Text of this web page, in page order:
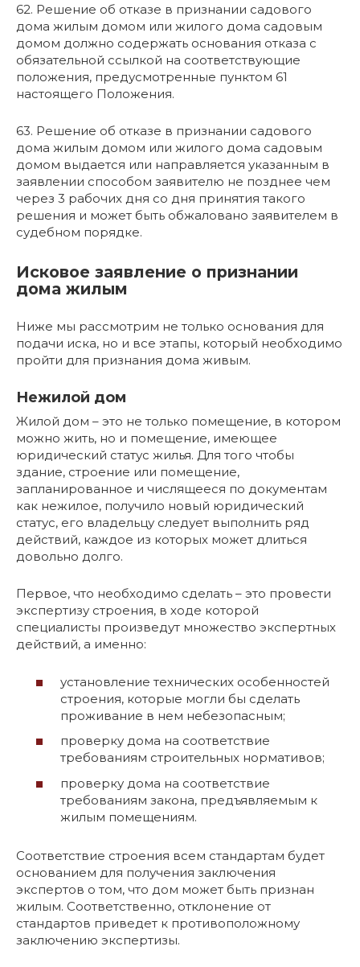
62. Решение об отказе в признании садового
дома жилым домом или жилого дома садовым
домом должно содержать основания отказа с
обязательной ссылкой на соответствующие
положения, предусмотренные пунктом 61
настоящего Положения.
63. Решение об отказе в признании садового
дома жилым домом или жилого дома садовым
домом выдается или направляется указанным в
заявлении способом заявителю не позднее чем
через 3 рабочих дня со дня принятия такого
решения и может быть обжаловано заявителем в
судебном порядке.
Исковое заявление о признании
дома жилым
Ниже мы рассмотрим не только основания для
подачи иска, но и все этапы, который необходимо
пройти для признания дома живым.
Нежилой дом
Жилой дом – это не только помещение, в котором
можно жить, но и помещение, имеющее
юридический статус жилья. Для того чтобы
здание, строение или помещение,
запланированное и числящееся по документам
как нежилое, получило новый юридический
статус, его владельцу следует выполнить ряд
действий, каждое из которых может длиться
довольно долго.
Первое, что необходимо сделать – это провести
экспертизу строения, в ходе которой
специалисты произведут множество экспертных
действий, а именно:
установление технических особенностей
строения, которые могли бы сделать
проживание в нем небезопасным;
проверку дома на соответствие
требованиям строительных нормативов;
проверку дома на соответствие
требованиям закона, предъявляемым к
жилым помещениям.
Соответствие строения всем стандартам будет
основанием для получения заключения
экспертов о том, что дом может быть признан
жилым. Соответственно, отклонение от
стандартов приведет к противоположному
заключению экспертизы.